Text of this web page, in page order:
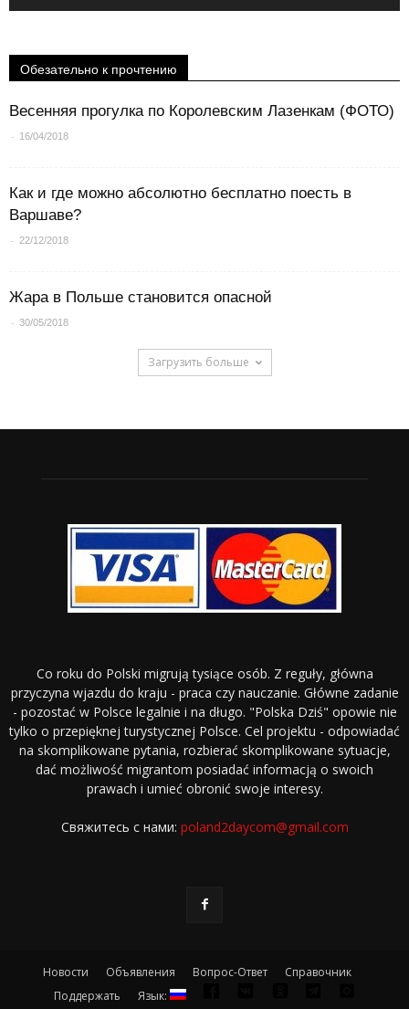
Обезательно к прочтению
Весенняя прогулка по Королевским Лазенкам (ФОТО)
- 16/04/2018
Как и где можно абсолютно бесплатно поесть в
Варшаве?
- 22/12/2018
Жара в Польше становится опасной
- 30/05/2018
Загрузить больше
Co roku do Polski migrują tysiące osób. Z reguły, główna
przyczyna wjazdu do kraju - praca czy nauczanie. Główne zadanie
- pozostać w Polsce legalnie i na długo. "Polska Dziś" opowie nie
tylko o przepięknej turystycznej Polsce. Cel projektu - odpowiadać
na skomplikowane pytania, rozbierać skomplikowane sytuacje,
dać możliwość migrantom posiadać informacją o swoich
prawach i umieć obronić swoje interesy.
Свяжитесь с нами: poland2daycom@gmail.com
Новости Объявления Вопрос-Ответ
Справочник
Поддержать
Язык: